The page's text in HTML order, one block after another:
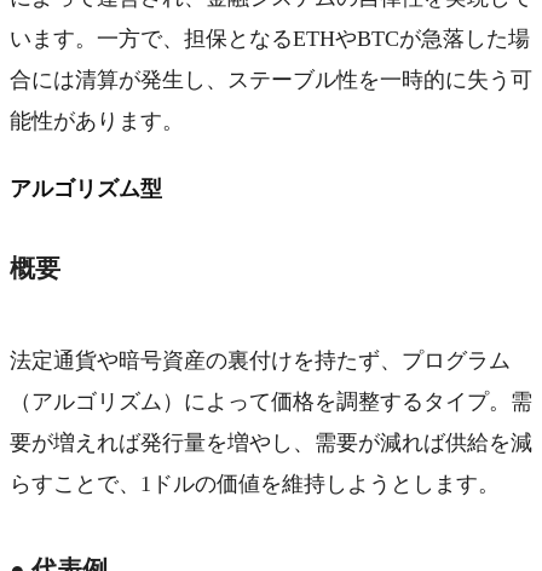
います。一方で、担保となるETHやBTCが急落した場
合には清算が発生し、ステーブル性を一時的に失う可
能性があります。
アルゴリズム型
概要
法定通貨や暗号資産の裏付けを持たず、プログラム
（アルゴリズム）によって価格を調整するタイプ。需
要が増えれば発行量を増やし、需要が減れば供給を減
らすことで、1ドルの価値を維持しようとします。